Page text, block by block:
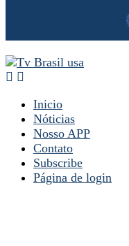
Inicio
Nóticias
Nosso APP
Contato
Subscribe
Página de login